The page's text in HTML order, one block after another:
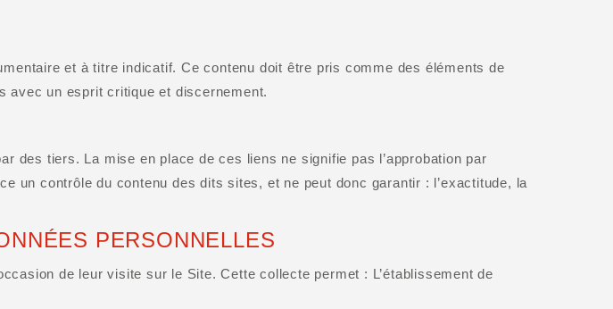
et à titre indicatif. Ce contenu doit être pris comme des éléments de
avec un esprit critique et discernement.
des tiers. La mise en place de ces liens ne signifie pas l’approbation par
un contrôle du contenu des dits sites, et ne peut donc garantir : l’exactitude, la
PERSONNELLES
de leur visite sur le Site. Cette collecte permet : L’établissement de